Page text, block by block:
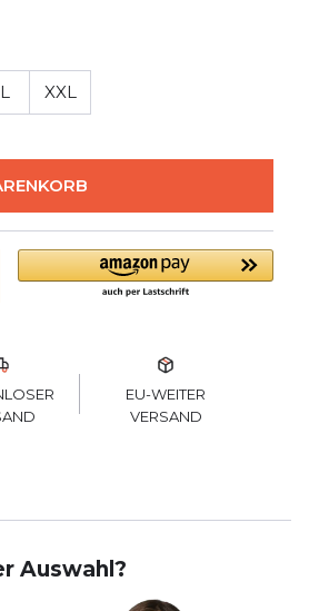
XXL
EU-WEITER
VERSAND
Auswahl?